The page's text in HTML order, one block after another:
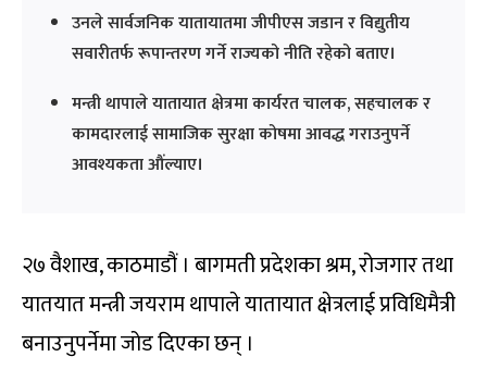
उनले सार्वजनिक यातायातमा जीपीएस जडान र विद्युतीय
सवारीतर्फ रूपान्तरण गर्ने राज्यको नीति रहेको बताए।
मन्त्री थापाले यातायात क्षेत्रमा कार्यरत चालक, सहचालक र
कामदारलाई सामाजिक सुरक्षा कोषमा आवद्ध गराउनुपर्ने
आवश्यकता औंल्याए।
२७ वैशाख, काठमाडौं । बागमती प्रदेशका श्रम, रोजगार तथा
यातयात मन्त्री जयराम थापाले यातायात क्षेत्रलाई प्रविधिमैत्री
बनाउनुपर्नेमा जोड दिएका छन् ।